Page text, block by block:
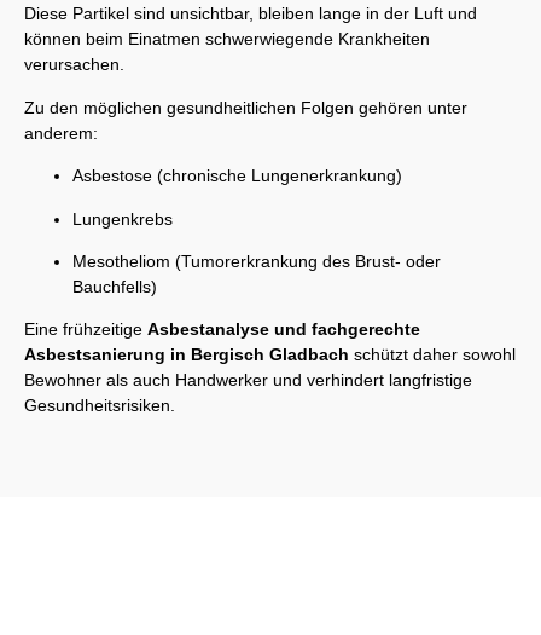
Diese Partikel sind unsichtbar, bleiben lange in der Luft und
können beim Einatmen schwerwiegende Krankheiten
verursachen.
Zu den möglichen gesundheitlichen Folgen gehören unter
anderem:
Asbestose (chronische Lungenerkrankung)
Lungenkrebs
Mesotheliom (Tumorerkrankung des Brust- oder
Bauchfells)
Eine frühzeitige Asbestanalyse und fachgerechte
Asbestsanierung in Bergisch Gladbach schützt daher sowohl
Bewohner als auch Handwerker und verhindert langfristige
Gesundheitsrisiken.